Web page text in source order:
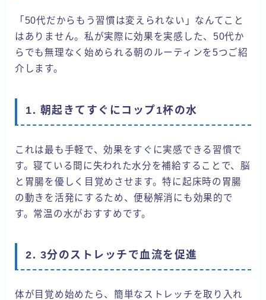
「50代だからもう習慣は変えられない」なんてこと
はありません。私が実際に効果を実感した、50代か
らでも無理なく始められる朝のルーティンを5つご紹
介します。
1. 朝起きてすぐにコップ1杯の水
これは最も手軽で、効果をすぐに実感できる習慣で
す。寝ている間に失われた水分を補給することで、脳
と胃腸を優しく目覚めさせます。特に起床時の胃腸
の動きを活発にするため、便秘解消にも効果的で
す。常温の水がおすすめです。
2. 3分のストレッチで血流を促進
体が目覚め始めたら、簡単なストレッチを取り入れ